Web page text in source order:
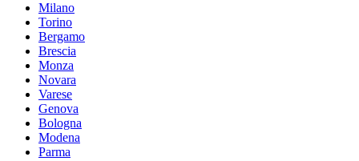
Milano
Torino
Bergamo
Brescia
Monza
Novara
Varese
Genova
Bologna
Modena
Parma